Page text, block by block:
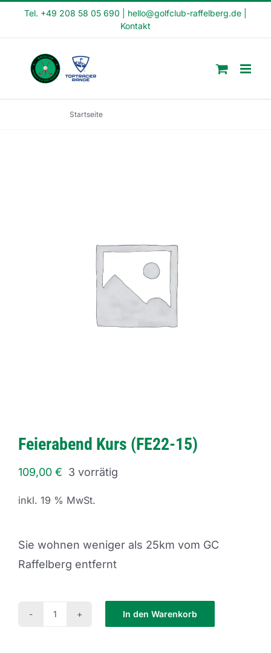
Tel. +49 208 58 05 690 hello@golfclub-raffelberg.de
Kontakt
Startseite
Feierabend Kurs (FE22-15)
109,00 € 3 vorrätig
inkl. 19 % MwSt.
Sie wohnen weniger als 25km vom GC
Raffelberg entfernt
Feierabend
In den Warenkorb